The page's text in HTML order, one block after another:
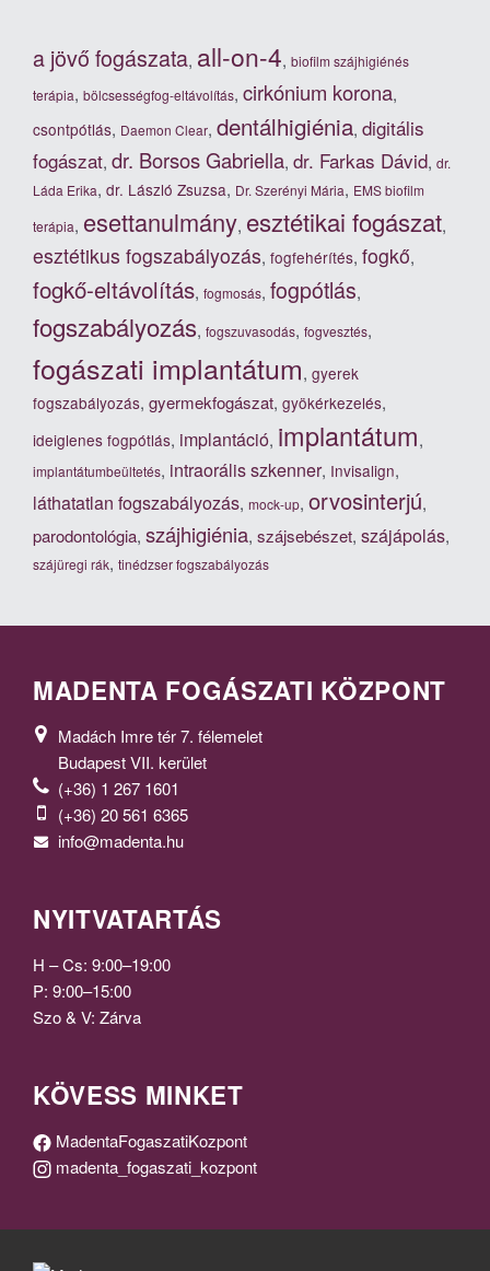
a jövő fogászata, all-on-4, biofilm szájhigiénés
terápia, bölcsességfog-eltávolítás, cirkónium korona,
csontpótlás, Daemon Clear, dentálhigiénia, digitális
fogászat, dr. Borsos Gabriella, dr. Farkas Dávid, dr.
Láda Erika, dr. László Zsuzsa, Dr. Szerényi Mária, EMS biofilm
terápia, esettanulmány, esztétikai fogászat,
esztétikus fogszabályozás, fogfehérítés, fogkő,
fogkő-eltávolítás, fogmosás, fogpótlás,
fogszabályozás, fogszuvasodás, fogvesztés,
fogászati implantátum, gyerek
fogszabályozás, gyermekfogászat, gyökérkezelés,
ideiglenes fogpótlás, implantáció, implantátum,
implantátumbeültetés, intraorális szkenner, Invisalign,
láthatatlan fogszabályozás, mock-up, orvosinterjú,
parodontológia, szájhigiénia, szájsebészet, szájápolás,
szájüregi rák, tinédzser fogszabályozás
MADENTA FOGÁSZATI KÖZPONT
Madách Imre tér 7. félemelet
Budapest VII. kerület
(+36) 1 267 1601
(+36) 20 561 6365
info@madenta.hu
NYITVATARTÁS
H – Cs: 9:00–19:00
P: 9:00–15:00
Szo & V: Zárva
KÖVESS MINKET
MadentaFogaszatiKozpont
madenta_fogaszati_kozpont